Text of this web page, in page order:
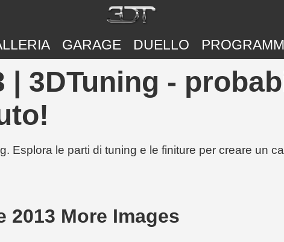
GARAGE DUELLO
| 3DTuning -
Esplora le parti di tuning e le finiture per creare un
2013 More Images